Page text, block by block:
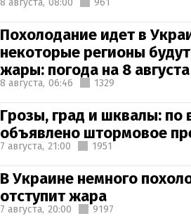
Похолодание идет в
некоторые регионы
жары: погода на 8 августа
8 августа, 06:46 1329
Грозы, град и шквалы: по
объявлено штормовое
7 августа, 21:00 1951
В Украине немного
отступит жара
7 августа, 20:00 9197